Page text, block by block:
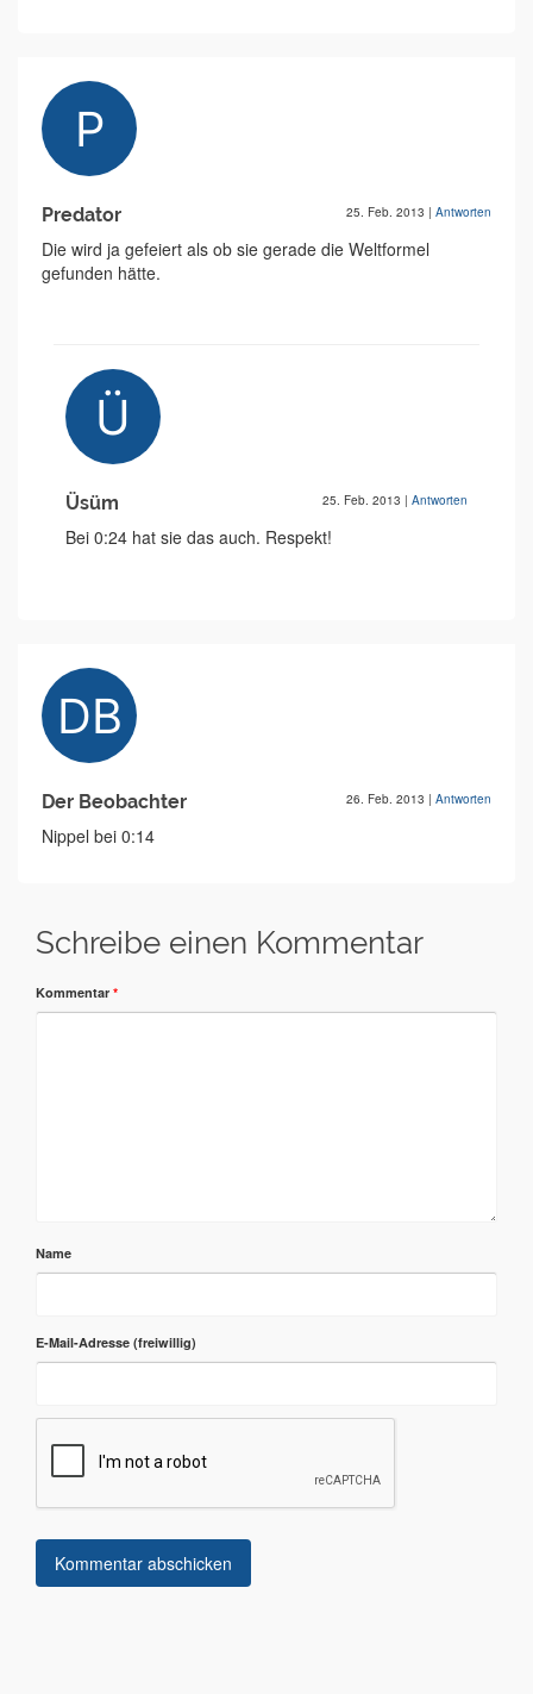
Predator 25. Feb. 2013 | Antworten
Die wird ja gefeiert als ob sie gerade die Weltformel
gefunden hätte.
Üsüm 25. Feb. 2013 | Antworten
Bei 0:24 hat sie das auch. Respekt!
Der Beobachter 26. Feb. 2013 | Antworten
Nippel bei 0:14
Schreibe einen Kommentar
Kommentar *
Name
E-Mail-Adresse